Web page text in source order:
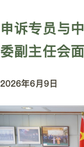
申诉专员与
委副主任会面
2026年6月9日